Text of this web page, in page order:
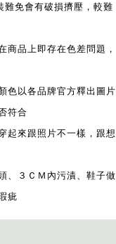
免會有破損擠壓，較難
品上即存在色差問題，
色以各品牌官方釋出圖片
符合
起來跟照片不一樣，跟想
、３ＣＭ內污漬、鞋子做
疵